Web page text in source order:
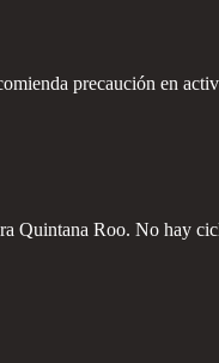
precaución en
Quintana Roo. No hay